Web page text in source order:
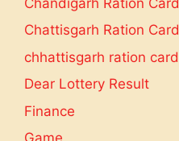
Chattisgarh Ration Card
chhattisgarh ration card
Dear Lottery Result
Finance
Game